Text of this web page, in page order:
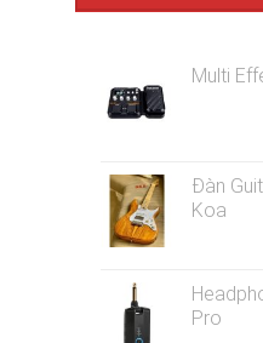
Multi
Đàn
Koa
Pro